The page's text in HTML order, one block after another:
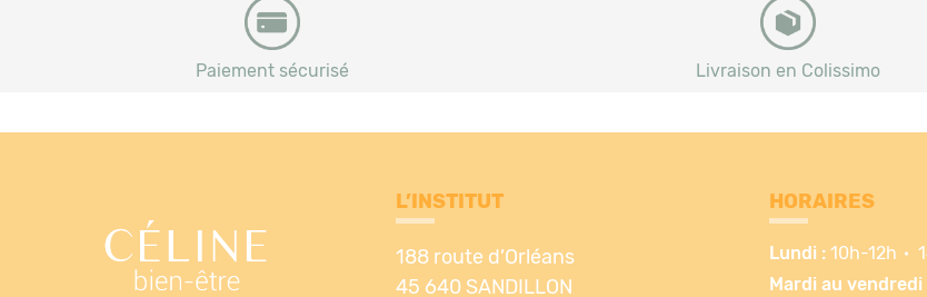
Paiement sécurisé Livraison en Colissimo
L’INSTITUT
188 route d’Orléans
45 640 SANDILLON
HORAIRES
Lundi : 10h-12h
Mardi au vendredi